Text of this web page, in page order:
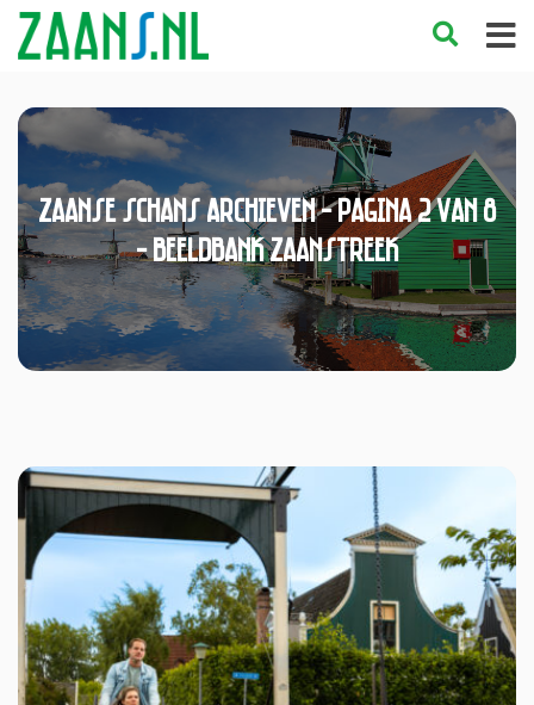
Zaanse Schans Archieven - Pagina 2 van 8
- Beeldbank Zaanstreek